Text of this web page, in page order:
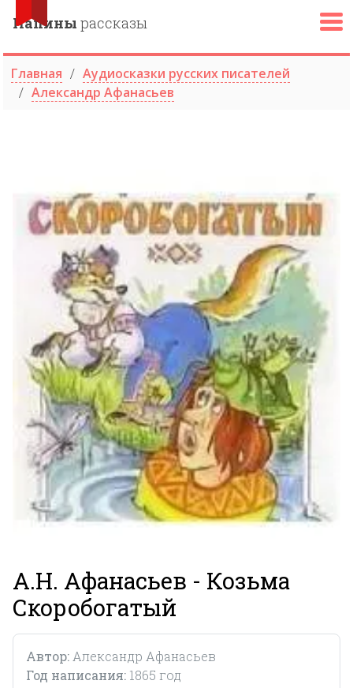
Папины рассказы
Главная
Аудиосказки русских писателей
Александр Афанасьев
А.Н. Афанасьев - Козьма
Скоробогатый
Автор: Александр Афанасьев
Год написания: 1865 год